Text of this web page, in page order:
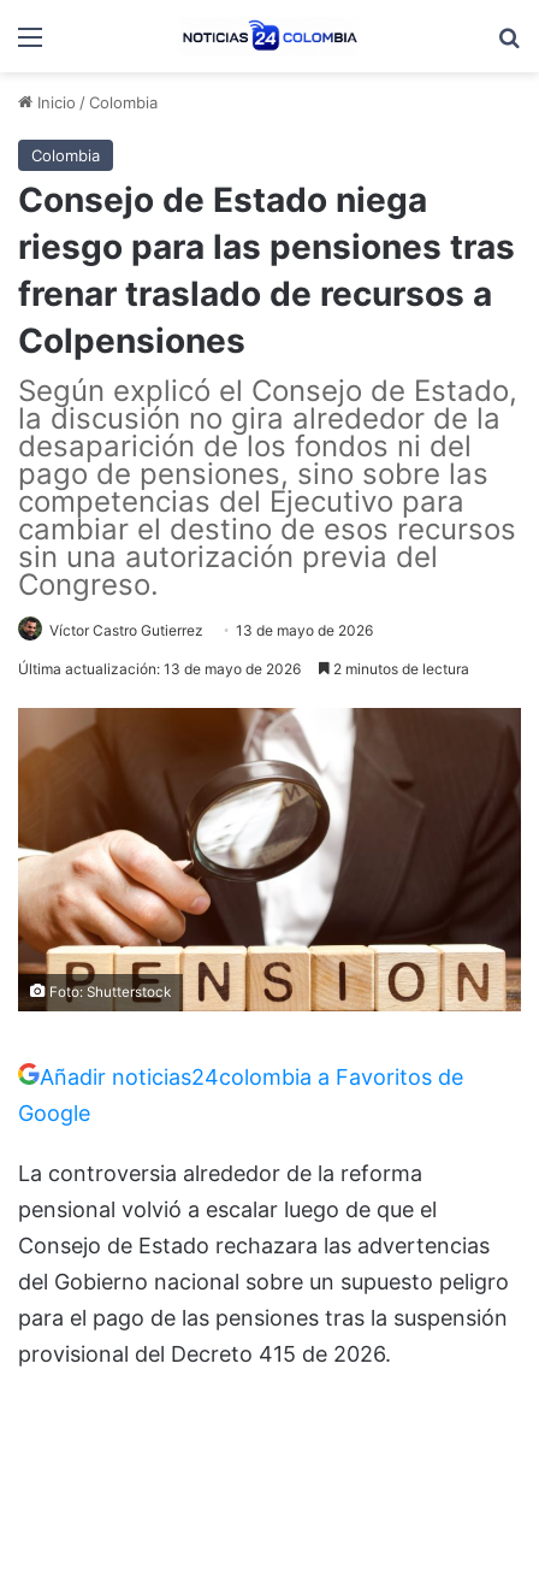
Menú
Inicio /Colombia
Colombia
Consejo de Estado niega
riesgo para las pensiones tras
frenar traslado de recursos a
Colpensiones
Según explicó el Consejo de Estado,
la discusión no gira alrededor de la
desaparición de los fondos ni del
pago de pensiones, sino sobre las
competencias del Ejecutivo para
cambiar el destino de esos recursos
sin una autorización previa del
Congreso.
Víctor Castro Gutierrez 13 de mayo de 2026
Última actualización: 13 de mayo de 2026 2 minutos de lectura
Foto: Shutterstock
Añadir noticias24colombia a Favoritos de
Google
La controversia alrededor de la reforma
pensional volvió a escalar luego de que el
Consejo de Estado rechazara las advertencias
del Gobierno nacional sobre un supuesto peligro
para el pago de las pensiones tras la suspensión
provisional del Decreto 415 de 2026.